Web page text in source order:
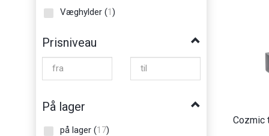
Væghylder (1)
Prisniveau
På lager
på lager (17)
Cozmic